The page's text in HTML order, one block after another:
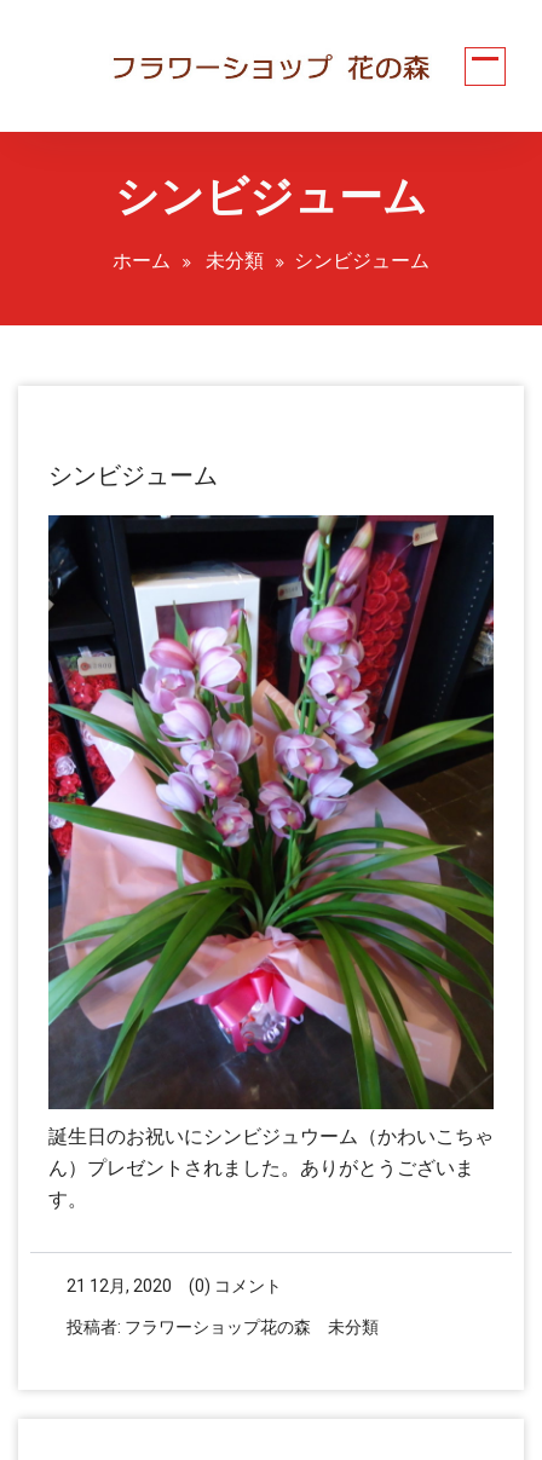
ツ
シンビジューム
ホーム 未分類 シンビジューム
シンビジューム
誕生日のお祝いにシンビジュウーム（かわいこちゃ
ん）プレゼントされました。ありがとうございま
す。
21 12月, 2020 (0) コメント
投稿者: フラワーショップ花の森 未分類